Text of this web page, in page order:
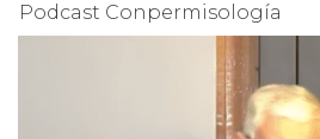
Podcast Conpermisología